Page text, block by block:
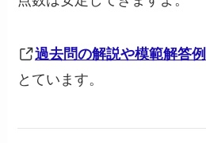
過去問の解説や模範解答例
とています。